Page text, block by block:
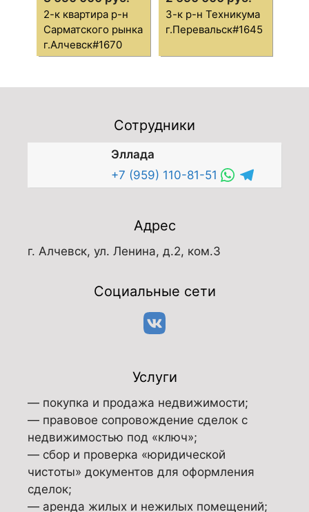
2-к квартира р-н
Сарматского рынка
г.Алчевск#1670
3-к р-н Техникума
г.Перевальск#1645
Услуги
— покупка и продажа недвижимости;
— правовое сопровождение сделок с
недвижимостью под «ключ»;
— сбор и проверка «юридической
чистоты» документов для оформления
сделок;
— аренда жилых и нежилых помещений;
Адрес
г. Алчевск, ул. Ленина, д.2, ком.3
Социальные сети
Сотрудники
Эллада
+7 (959) 110-81-51